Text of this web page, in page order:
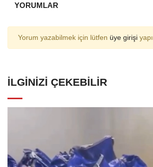
YORUMLAR
Yorum yazabilmek için lütfen üye girişi
İLGINIZI ÇEKEBILIR